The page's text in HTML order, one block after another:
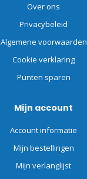
Over ons
Privacybeleid
Algemene voorwaarden
Cookie verklaring
Punten sparen
Mijn account
Account informatie
Mijn bestellingen
Mijn verlanglijst